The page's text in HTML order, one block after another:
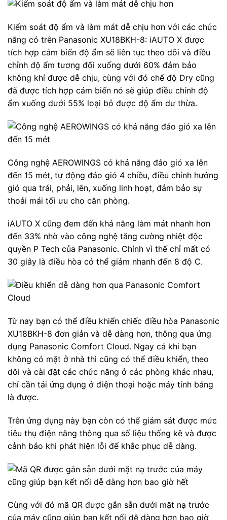
Kiểm soát độ ẩm và làm mát dễ chịu hơn với các chức
năng có trên Panasonic XU18BKH-8: iAUTO X được
tích hợp cảm biến độ ẩm sẽ liên tục theo dõi và điều
chỉnh độ ẩm tương đối xuống dưới 60% đảm bảo
không khí được dễ chịu, cùng với đó chế độ Dry cũng
đã được tích hợp cảm biến nó sẽ giúp điều chỉnh độ
ẩm xuống dưới 55% loại bỏ được độ ẩm dư thừa.
Công nghệ AEROWINGS có khả năng đảo gió xa lên
đến 15 mét, tự động đảo gió 4 chiều, điều chỉnh hướng
gió qua trái, phải, lên, xuống linh hoạt, đảm bảo sự
thoải mái tối ưu cho căn phòng.
iAUTO X cũng đem đến khả năng làm mát nhanh hơn
đến 33% nhờ vào công nghệ tăng cường nhiệt độc
quyền P Tech của Panasonic. Chính vì thế chỉ mất có
30 giây là điều hòa có thể giảm nhanh đến 8 độ C.
Từ nay bạn có thể điều khiển chiếc điều hòa Panasonic
XU18BKH-8 đơn giản và dễ dàng hơn, thông qua ứng
dụng Panasonic Comfort Cloud. Ngay cả khi bạn
không có mặt ở nhà thì cũng có thể điều khiển, theo
dõi và cài đặt các chức năng ở các phòng khác nhau,
chỉ cần tải ứng dụng ở điện thoại hoặc máy tính bảng
là được.
Trên ứng dụng này bạn còn có thể giám sát được mức
tiêu thụ điện năng thông qua số liệu thống kê và được
cảnh báo khi phát hiện lỗi để khắc phục dễ dàng.
Cùng với đó mã QR được gắn sẵn dưới mặt nạ trước
của máy cũng giúp bạn kết nối dễ dàng hơn bao giờ